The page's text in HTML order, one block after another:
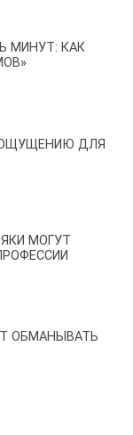
МИНУТ: КАК
ДЛЯ
МОГУТ
ОБМАНЫВАТЬ